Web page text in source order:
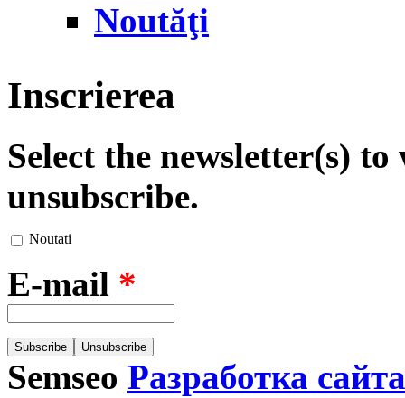
Noutăţi
Inscrierea
Select the newsletter(s)
unsubscribe.
Noutati
E-mail *
Semseo Разработка сайта